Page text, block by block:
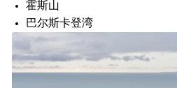
霍斯山
巴尔斯卡登湾